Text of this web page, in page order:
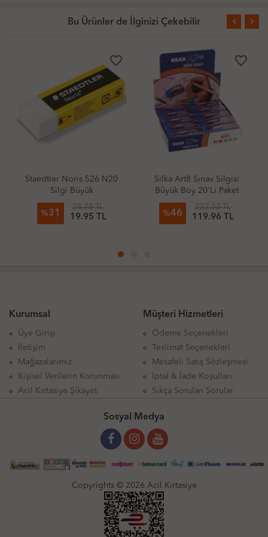
Bu Ürünler de İlginizi Çekebilir
N20
favorite_border
Silka Art8 Sınav Silgisi
Büyük Boy 20'Li Paket
%46
TÜKENDİ
TÜKENDİ
Silka Art9 Sınav
Orta Boy 24'Lü
%55
Kurumsal
Üye Girişi
İletişim
Mağazalarımız
Kişisel Verilerin Korunması
Acil Kırtasiye Şikayet
Müşteri Hizmetleri
Ödeme Seçenekleri
Teslimat Seçenekleri
Mesafeli Satış Sözleşmesi
İptal & İade Koşulları
Sıkça Sorulan Sorular
Sosyal Medya
Copyrights © 2026 Acil Kırtasiye